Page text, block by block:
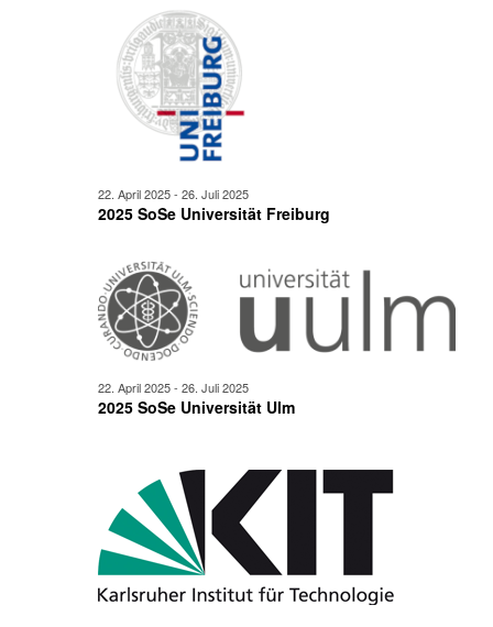
2025 SoSe Universität Freiburg
22. April 2025- 26. Juli 2025
2025 SoSe Universität Ulm
22. April 2025- 26. Juli 2025